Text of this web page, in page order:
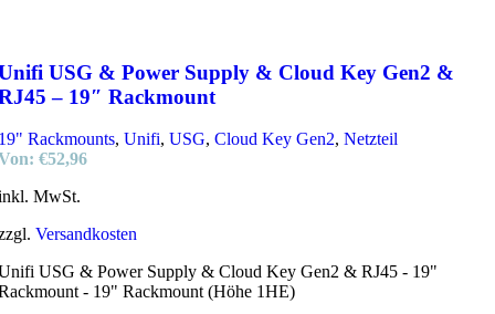
USG & Power Supply & Cloud Key Gen2 &
– 19″ Rackmount
Rackmounts, Unifi, USG, Cloud Key Gen2, Netzteil
€52,96
MwSt.
Versandkosten
USG & Power Supply & Cloud Key Gen2 & RJ45 - 19"
- 19" Rackmount (Höhe 1HE)